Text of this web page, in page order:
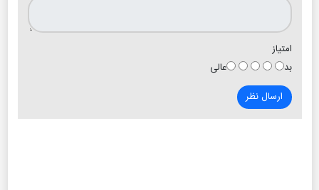
امتیاز
بد
عالی
ارسال نظر